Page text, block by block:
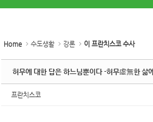
Home 수도생활 강론 이 프란치스코 수사
허무에 대한 답은 하느님뿐이다 -허무虛無한
프란치스코